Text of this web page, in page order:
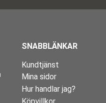
SNABBLÄNKAR
Kundtjänst
Mina sidor
Hur handlar jag?